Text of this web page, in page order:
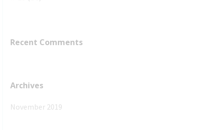
Recent Comments
Archives
November 2019